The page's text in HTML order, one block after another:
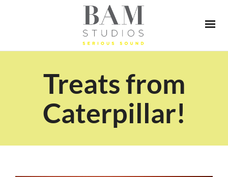
Treats from
Caterpillar!